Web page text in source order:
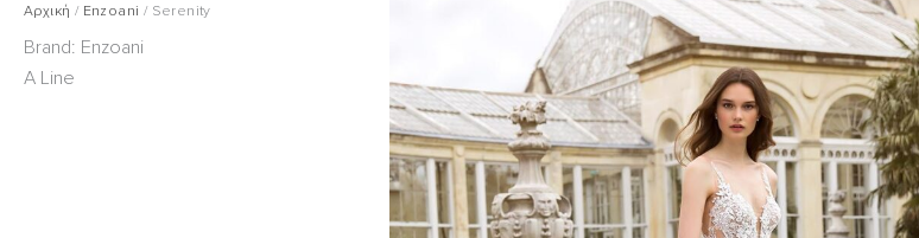
Αρχική / Enzoani / Serenity
Brand: Enzoani
A Line